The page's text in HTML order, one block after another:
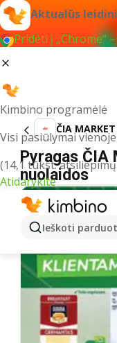
Aktualūs
Pridėti į „Chrome“
Kimbino programėlė
Visi pasiūlymai
(14,1 tūkst.
Atidarykite
Ieškoti
ČIA
Pyragas ČIA
nuolaidos